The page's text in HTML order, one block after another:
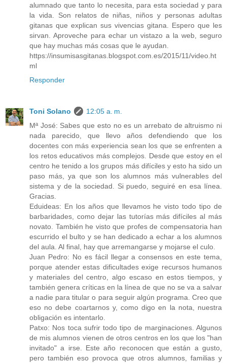
alumnado que tanto lo necesita, para esta sociedad y para
la vida. Son relatos de niñas, niños y personas adultas
gitanas que explican sus vivencias gitana. Espero que les
sirvan. Aproveche para echar un vistazo a la web, seguro
que hay muchas más cosas que le ayudan.
https://insumisasgitanas.blogspot.com.es/2015/11/video.ht
ml
Responder
Toni Solano
12:05 a. m.
Mª José: Sabes que esto no es un arrebato de altruismo ni
nada parecido, que llevo años defendiendo que los
docentes con más experiencia sean los que se enfrenten a
los retos educativos más complejos. Desde que estoy en el
centro he tenido a los grupos más difíciles y esto ha sido un
paso más, ya que son los alumnos más vulnerables del
sistema y de la sociedad. Si puedo, seguiré en esa línea.
Gracias.
Eduideas: En los años que llevamos he visto todo tipo de
barbaridades, como dejar las tutorías más difíciles al más
novato. También he visto que profes de compensatoria han
escurrido el bulto y se han dedicado a echar a los alumnos
del aula. Al final, hay que arremangarse y mojarse el culo.
Juan Pedro: No es fácil llegar a consensos en este tema,
porque atender estas dificultades exige recursos humanos
y materiales del centro, algo escaso en estos tiempos, y
también genera críticas en la línea de que no se va a salvar
a nadie para titular o para seguir algún programa. Creo que
eso no debe coartarnos y, como digo en la nota, nuestra
obligación es intentarlo.
Patxo: Nos toca sufrir todo tipo de marginaciones. Algunos
de mis alumnos vienen de otros centros en los que los "han
invitado" a irse. Este año reconocen que están a gusto,
pero también eso provoca que otros alumnos, familias y